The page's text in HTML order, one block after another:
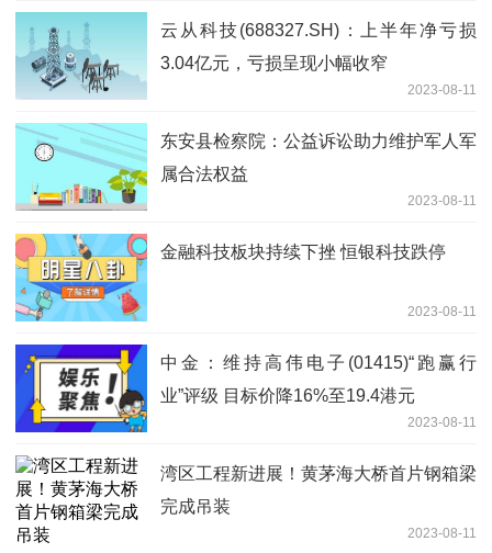
云从科技(688327.SH)：上半年净亏损
3.04亿元，亏损呈现小幅收窄
2023-08-11
东安县检察院：公益诉讼助力维护军人军
属合法权益
2023-08-11
金融科技板块持续下挫 恒银科技跌停
2023-08-11
中金：维持高伟电子(01415)“跑赢行
业”评级 目标价降16%至19.4港元
2023-08-11
湾区工程新进展！黄茅海大桥首片钢箱梁
完成吊装
2023-08-11